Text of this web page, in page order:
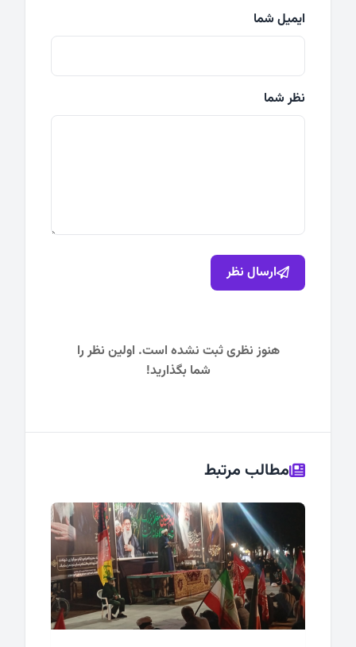
ایمیل شما
نظر شما
ارسال نظر
هنوز نظری ثبت نشده است. اولین نظر را
شما بگذارید!
مطالب مرتبط